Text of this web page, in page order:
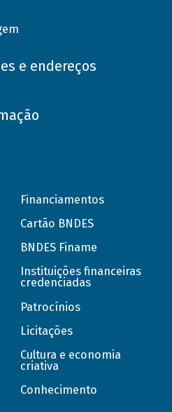
e endereços
Financiamentos
Cartão BNDES
BNDES Finame
Instituições financeiras
credenciadas
Patrocínios
Licitações
Cultura e economia
criativa
Conhecimento